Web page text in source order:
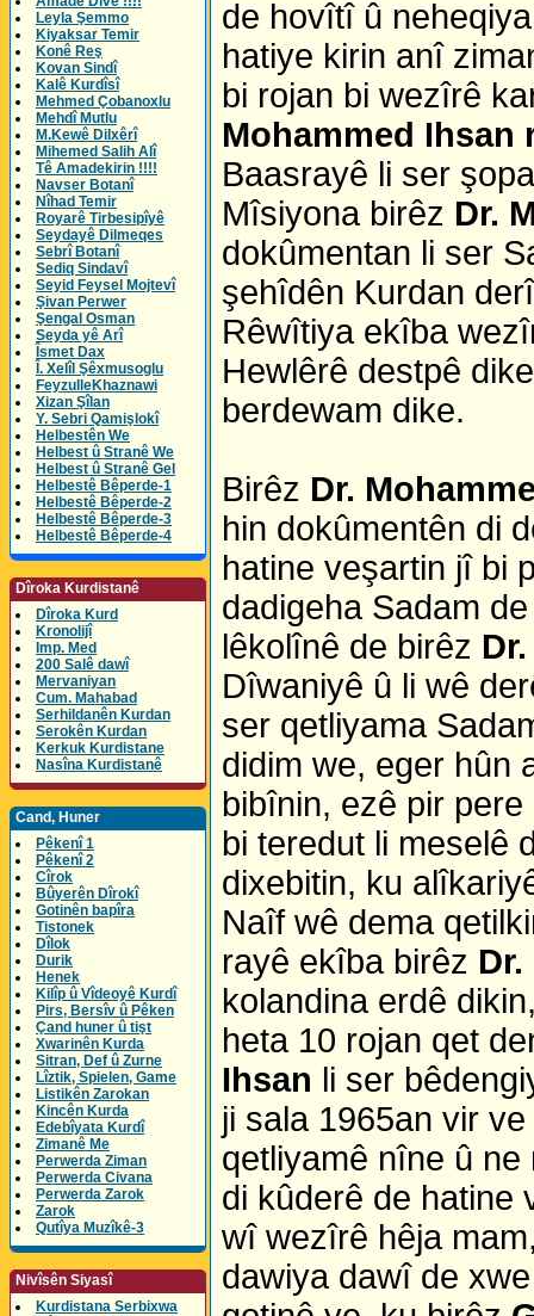
Leyla Şemmo
Kiyaksar Temir
Konê Reş
Kovan Sindî
Kalê Kurdîsî
Mehmed Çobanoxlu
Mehdî Mutlu
M.Kewê Dilxêrî
Mihemed Salih Alî
Tê Amadekirin !!!!
Navser Botanî
Nîhad Temir
Royarê Tirbesipîyê
Seydayê Dilmeqes
Sebrî Botanî
Sediq Sindavî
Seyid Feysel Mojtevî
Şivan Perwer
Şengal Osman
Seyda yê Arî
Îsmet Dax
Î. Xelîl Şêxmusoglu
FeyzulleKhaznawi
Xizan Şîlan
Y. Sebri Qamişlokî
Helbestên We
Helbest û Stranê We
Helbest û Stranê Gel
Helbestê Bêperde-1
Helbestê Bêperde-2
Helbestê Bêperde-3
Helbestê Bêperde-4
Dîroka Kurdistanê
Dîroka Kurd
Kronolijî
Imp. Med
200 Salê dawî
Mervaniyan
Cum. Mahabad
Serhildanên Kurdan
Serokên Kurdan
Kerkuk Kurdistane
Nasîna Kurdistanê
Cand, Huner
Pêkenî 1
Pêkenî 2
Cîrok
Bûyerên Dîrokî
Gotinên bapîra
Tistonek
Dîlok
Durik
Henek
Kilîp û Vîdeoyê Kurdî
Pirs, Bersîv û Pêken
Çand huner û tişt
Xwarinên Kurda
Sitran, Def û Zurne
Lîztik, Spielen, Game
Listikên Zarokan
Kincên Kurda
Edebîyata Kurdî
Zimanê Me
Perwerda Ziman
Perwerda Civana
Perwerda Zarok
Zarok
Qutîya Muzîkê-3
Nivîsên Siyasî
Kurdistana Serbixwa
de hovîtî û
hatiye kirin anî
bi rojan bi wezîrê
Mohammed Ihsan
Baasrayê li ser
Mîsiyona birêz Dr.
dokûmentan li ser
şehîdên Kurdan
Rêwîtiya ekîba
Hewlêrê destpê
berdewam dike.
Birêz Dr.
hin dokûmentên di
hatine veşartin jî bi
dadigeha Sadam
lêkolînê de birêz
Dîwaniyê û li wê
ser qetliyama
didim we, eger hûn
bibînin, ezê pir
bi teredut li meselê
dixebitin, ku
Naîf wê dema
rayê ekîba birêz
kolandina erdê
heta 10 rojan qet
Ihsan li ser
ji sala 1965an vir
qetliyamê nîne û
di kûderê de hatine
wî wezîrê hêja
dawiya dawî de